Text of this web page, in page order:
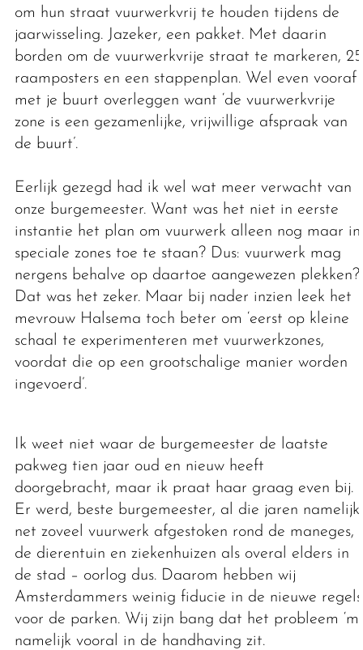
om hun straat vuurwerkvrij te houden tijdens de
jaarwisseling. Jazeker, een pakket. Met daarin
borden om de vuurwerkvrije straat te markeren, 25
raamposters en een stappenplan. Wel even vooraf
met je buurt overleggen want ‘de vuurwerkvrije
zone is een gezamenlijke, vrijwillige afspraak van
de buurt’.
Eerlijk gezegd had ik wel wat meer verwacht van
onze burgemeester. Want was het niet in eerste
instantie het plan om vuurwerk alleen nog maar in
speciale zones toe te staan? Dus: vuurwerk mag
nergens behalve op daartoe aangewezen plekken?
Dat was het zeker. Maar bij nader inzien leek het
mevrouw Halsema toch beter om ‘eerst op kleine
schaal te experimenteren met vuurwerkzones,
voordat die op een grootschalige manier worden
ingevoerd’.
Ik weet niet waar de burgemeester de laatste
pakweg tien jaar oud en nieuw heeft
doorgebracht, maar ik praat haar graag even bij.
Er werd, beste burgemeester, al die jaren namelijk
net zoveel vuurwerk afgestoken rond de maneges,
de dierentuin en ziekenhuizen als overal elders in
de stad – oorlog dus. Daarom hebben wij
Amsterdammers weinig fiducie in de nieuwe regels
voor de parken. Wij zijn bang dat het probleem ‘m
namelijk vooral in de handhaving zit.